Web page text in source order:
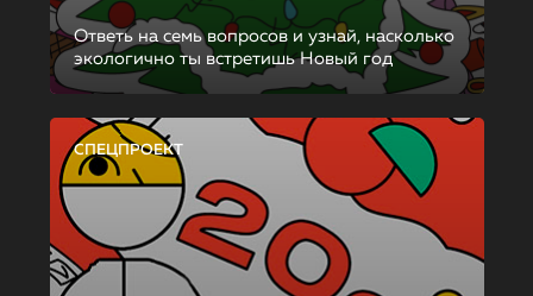
Ответь на семь вопросов и узнай, насколько
экологично ты встретишь Новый год
СПЕЦПРОЕКТ